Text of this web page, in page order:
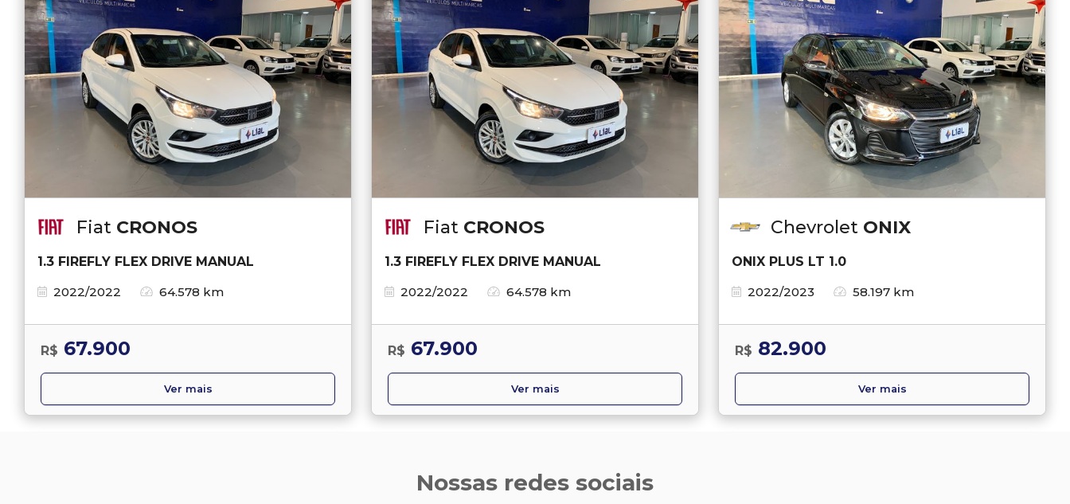
Fiat CRONOS
1.3 FIREFLY FLEX DRIVE MANUAL
2022/2022
64.578 km
R$ 67.900
Ver mais
Fiat CRONOS
1.3 FIREFLY FLEX DRIVE MANUAL
2022/2022
64.578 km
R$ 67.900
Ver mais
Chevrolet ONIX
ONIX PLUS LT 1.0
2022/2023
58.197 km
R$ 82.900
Ver mais
Nossas redes sociais